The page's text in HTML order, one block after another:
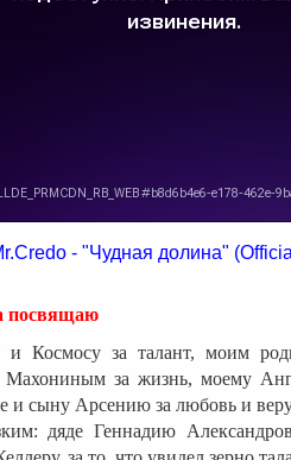
- "Чудная долина"
посвящаю
и Космосу за талант, моим
Махониным за жизнь, моему
сыну Арсению за любовь и веру
дяде Геннадию